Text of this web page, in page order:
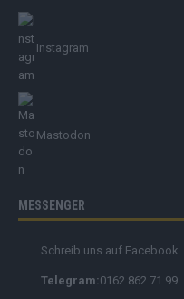
Instagram
Mastodon
MESSENGER
Schreib uns auf Facebook
Telegram:0162 862 71 99